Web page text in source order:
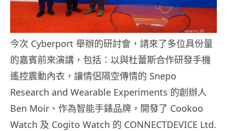
今次 Cyberport 舉辦的研討會，請來了多位具份量
的嘉賓前來演講，包括：以與杜蕾斯合作研發手機
遙控震動內衣，讓情侶隔空傳情的 Snepo
Research and Wearable Experiments 的創辦人
Ben Moir、作為智能手錶品牌，開發了 Cookoo
Watch 及 Cogito Watch 的 CONNECTDEVICE Ltd.